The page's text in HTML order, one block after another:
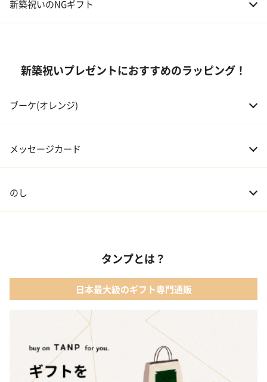
05 甥・姪 20,000～30,000円
06 孫 20,000～30,000円
新築祝いのNGギフト
新築祝いプレゼントにおすすめのラッピング！
ブーケ(オレンジ)
メッセージカード
のし
タンプとは？
日本最大級のギフト専門通販